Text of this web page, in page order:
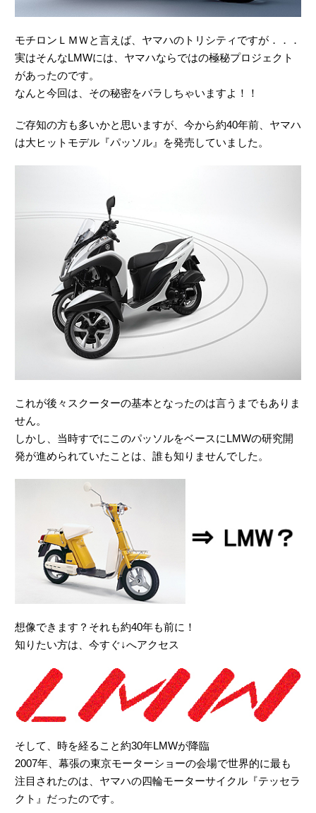
モチロンＬＭＷと言えば、ヤマハのトリシティですが．．．
実はそんなLMWには、ヤマハならではの極秘プロジェクト
があったのです。
なんと今回は、その秘密をバラしちゃいますよ！！
ご存知の方も多いかと思いますが、今から約40年前、ヤマハ
は大ヒットモデル『パッソル』を発売していました。
これが後々スクーターの基本となったのは言うまでもありま
せん。
しかし、当時すでにこのパッソルをベースにLMWの研究開
発が進められていたことは、誰も知りませんでした。
想像できます？それも約40年も前に！
知りたい方は、今すぐ↓へアクセス
そして、時を経ること約30年LMWが降臨
2007年、幕張の東京モーターショーの会場で世界的に最も
注目されたのは、ヤマハの四輪モーターサイクル『テッセラ
クト』だったのです。